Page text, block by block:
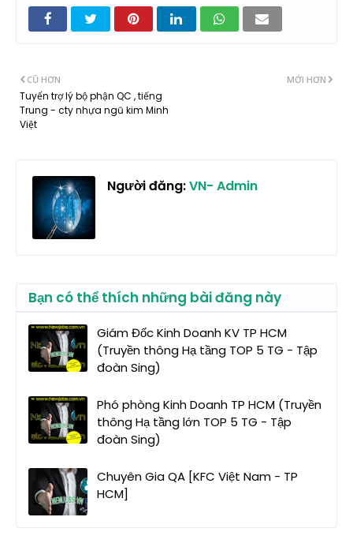
MỚI HƠN
CŨ HƠN
Tuyển trợ lý bộ phận QC , tiếng
Trung - cty nhựa ngũ kim Minh
Việt
Người đăng:VN- Admin
Bạn có thể thích những bài đăng này
Giám Đốc Kinh Doanh KV TP HCM
(Truyền thông Hạ tầng TOP 5 TG - Tập
đoàn Sing)
Phó phòng Kinh Doanh TP HCM (Truyền
thông Hạ tầng lớn TOP 5 TG - Tập
đoàn Sing)
Chuyên Gia QA [KFC Việt Nam - TP
HCM]